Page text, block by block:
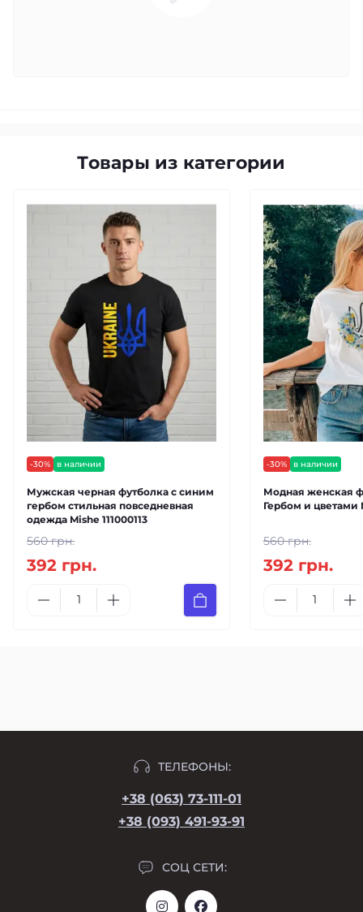
Товары из категории
-30% в наличии
Мужская черная футболка с синим
гербом стильная повседневная
одежда Mishe 111000113
560 грн.
392 грн.
-30% в наличии
Модная женская
Гербом и цветами
560 грн.
392 грн.
ТЕЛЕФОНЫ:
+38 (063) 73-111-01
+38 (093) 491-93-91
СОЦ СЕТИ: